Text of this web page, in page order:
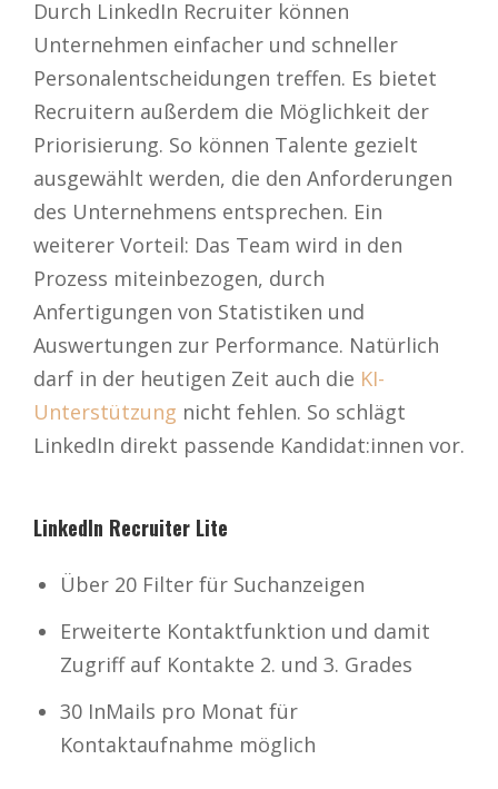
Durch LinkedIn Recruiter können
Unternehmen einfacher und schneller
Personalentscheidungen treffen. Es bietet
Recruitern außerdem die Möglichkeit der
Priorisierung. So können Talente gezielt
ausgewählt werden, die den Anforderungen
des Unternehmens entsprechen. Ein
weiterer Vorteil: Das Team wird in den
Prozess miteinbezogen, durch
Anfertigungen von Statistiken und
Auswertungen zur Performance. Natürlich
darf in der heutigen Zeit auch die KI-
Unterstützung nicht fehlen. So schlägt
LinkedIn direkt passende Kandidat:innen vor.
LinkedIn Recruiter Lite
Über 20 Filter für Suchanzeigen
Erweiterte Kontaktfunktion und damit
Zugriff auf Kontakte 2. und 3. Grades
30 InMails pro Monat für
Kontaktaufnahme möglich